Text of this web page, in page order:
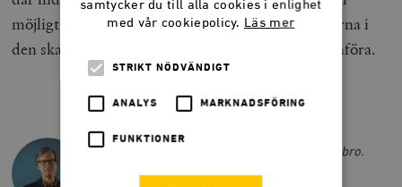
möjligt. Detta bör vara en av de bärande principerna i
den skattereform som vore välkommen att genomföra.
BJÖRN HASSELGREN
Björn Hasselgren är senior fellow på Timbro.
@hasselgrenB
samtycker du till alla cookies i enlighet
med vår cookiepolicy. Läs mer
STRIKT NÖDVÄNDIGT
ANALYS MARKNADSFÖRING
FUNKTIONER